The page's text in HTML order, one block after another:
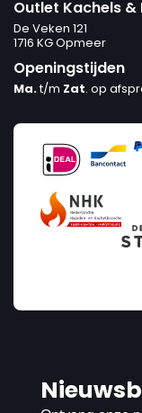
Outlet Kachels &
De Veken 121
1716 KG Opmeer
Openingstijden
Ma.t/m Zat. op